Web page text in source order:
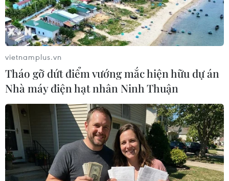
vietnamplus.vn
Tháo gỡ dứt điểm vướng mắc hiện hữu dự án
Nhà máy điện hạt nhân Ninh Thuận